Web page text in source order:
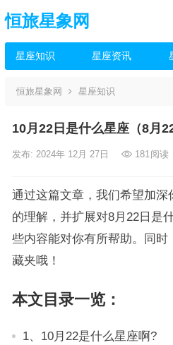
恒旅星象网
星座知识 星座资讯
恒旅星象网 星座知识
10月22日是什么星座（8月
发布: 2024年 12月 27日 181阅读
通过这篇文章，我们希望加深
的理解，并扩展对8月22日是
些内容能对你有所帮助。同时
藏夹哦！
本文目录一览：
1、10月22是什么星座啊?